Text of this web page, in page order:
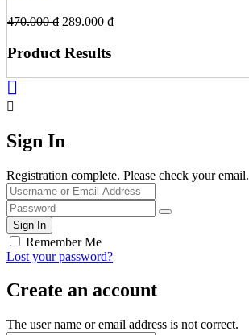
470.000₫ Giá
là:
289.000 ₫Giá
289.000 ₫.
Product Results
Sign In
Registration complete. Please check your email.
Remember Me
Lost your password?
Create an account
The user name or email address is not correct.